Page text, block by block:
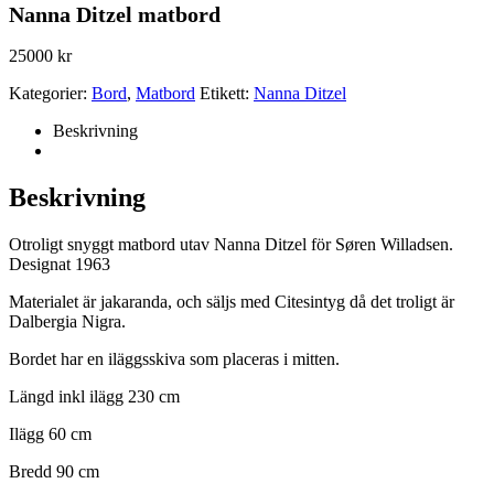
Nanna Ditzel matbord
25000 kr
Kategorier: Bord, Matbord Etikett: Nanna Ditzel
Beskrivning
Beskrivning
Otroligt snyggt matbord utav Nanna Ditzel för Søren Willadsen.
Designat 1963
Materialet är jakaranda, och säljs med Citesintyg då det troligt är
Dalbergia Nigra.
Bordet har en iläggsskiva som placeras i mitten.
Längd inkl ilägg 230 cm
Ilägg 60 cm
Bredd 90 cm